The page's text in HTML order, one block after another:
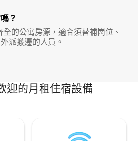
？
的公寓房源，適合須替補崗位、
派搬遷的人員。
迎的月租住宿設備